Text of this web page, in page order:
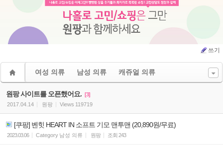
쓰기
여성 의류 남성 의류 캐쥬얼 의류
원팡 사이트를 오픈했어요. [3]
2017.04.14
원팡 Views 119719
[쿠팡] 벤힛 HEART IN 소프트 기모 맨투맨 (20,890원/무료)
2023.03.06 Category 남성 의류 원팡 조회 243